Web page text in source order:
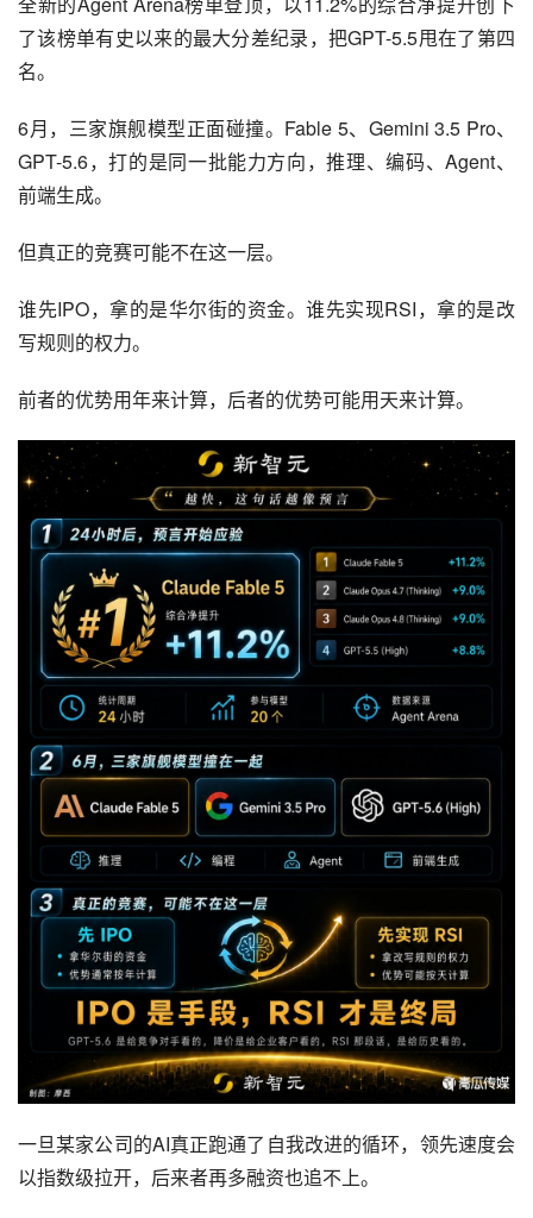
了该榜单有史以来的最大分差纪录，把GPT-5.5甩在了第四
名。
6月，三家旗舰模型正面碰撞。Fable 5、Gemini 3.5 Pro、
GPT-5.6，打的是同一批能力方向，推理、编码、Agent、
前端生成。
但真正的竞赛可能不在这一层。
谁先IPO，拿的是华尔街的资金。谁先实现RSI，拿的是改
写规则的权力。
前者的优势用年来计算，后者的优势可能用天来计算。
一旦某家公司的AI真正跑通了自我改进的循环，领先速度会
以指数级拉开，后来者再多融资也追不上。